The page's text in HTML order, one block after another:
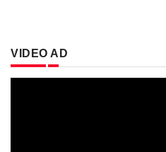
VIDEO AD